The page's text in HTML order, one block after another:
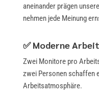
aneinander prägen
nehmen jede Meinung
✅Moderne
Zwei Monitore pro
zwei Personen schaffen
Arbeitsatmosphäre.